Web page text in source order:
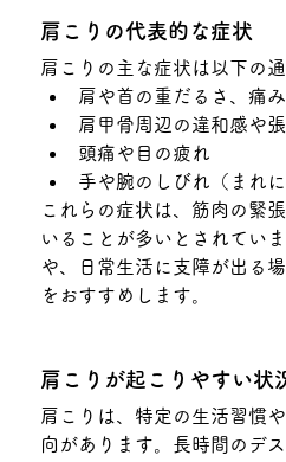
肩こりの代表的な症状
肩こりの主な症状は以下の通
肩や首の重だるさ、痛み
肩甲骨周辺の違和感や張
頭痛や目の疲れ
手や腕のしびれ（まれに
これらの症状は、筋肉の緊
いることが多いとされてい
や、日常生活に支障が出る
をおすすめします。
肩こりが起こりやすい状
肩こりは、特定の生活習慣
向があります。長時間のデ